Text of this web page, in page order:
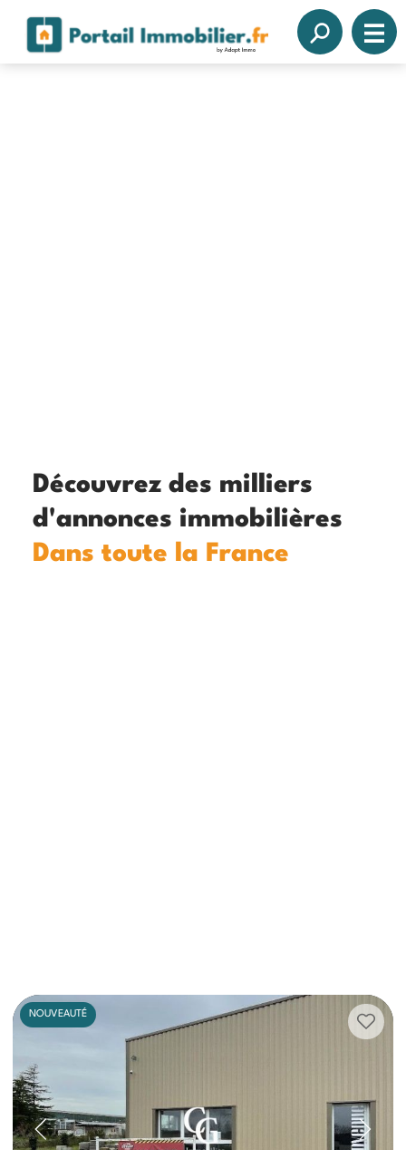
Découvrez des milliers
d'annonces immobilières
Dans toute la France
NOUVEAUTÉ